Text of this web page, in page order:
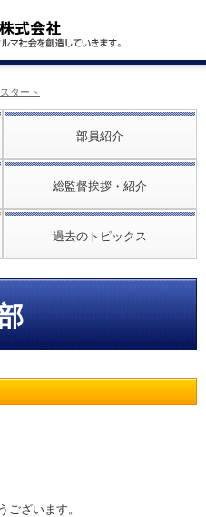
タート
部員紹介
総監督挨拶・紹介
過去のトピックス
ございます。